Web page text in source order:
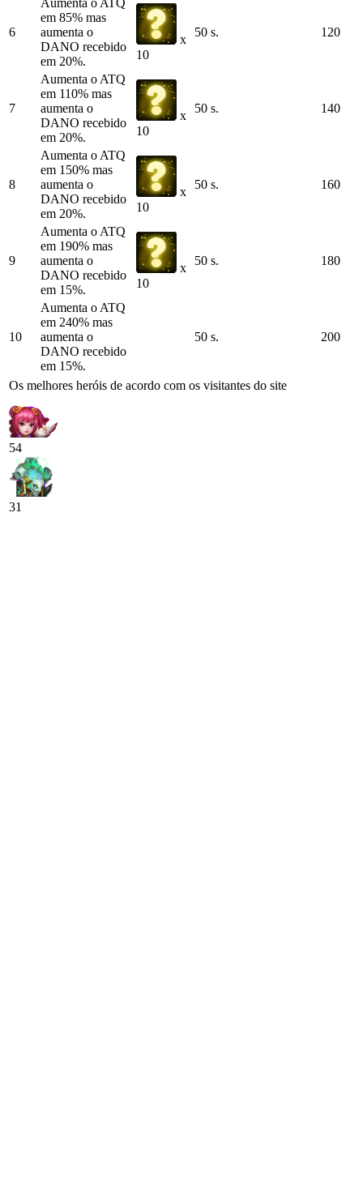
6
Aumenta o ATQ
em 85% mas
aumenta o
DANO recebido
em 20%.
x
10
50 s. 120
7
Aumenta o ATQ
em 110% mas
aumenta o
DANO recebido
em 20%.
x
10
50 s. 140
8
Aumenta o ATQ
em 150% mas
aumenta o
DANO recebido
em 20%.
x
10
50 s. 160
9
Aumenta o ATQ
em 190% mas
aumenta o
DANO recebido
em 15%.
x
10
50 s. 180
10
Aumenta o ATQ
em 240% mas
aumenta o
DANO recebido
em 15%.
50 s. 200
Os melhores heróis de acordo com os visitantes do site
54
31